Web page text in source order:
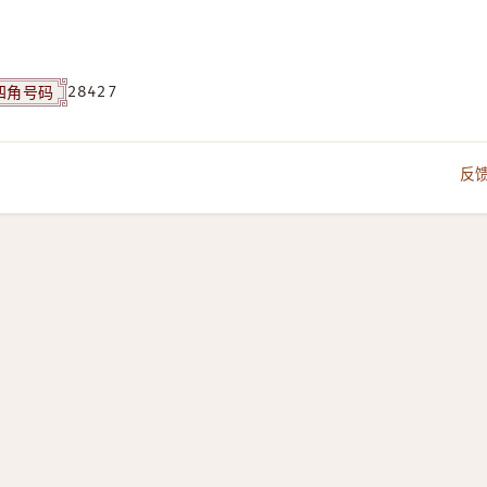
角号码 28427
反